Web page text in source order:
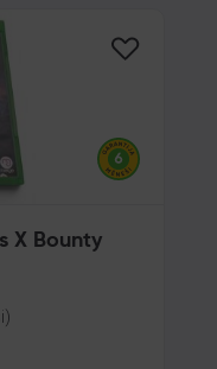
X Bounty